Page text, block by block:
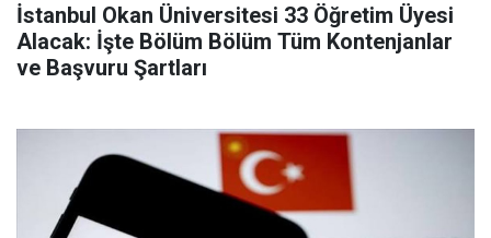
İstanbul Okan Üniversitesi 33 Öğretim Üyesi
Alacak: İşte Bölüm Bölüm Tüm Kontenjanlar
ve Başvuru Şartları